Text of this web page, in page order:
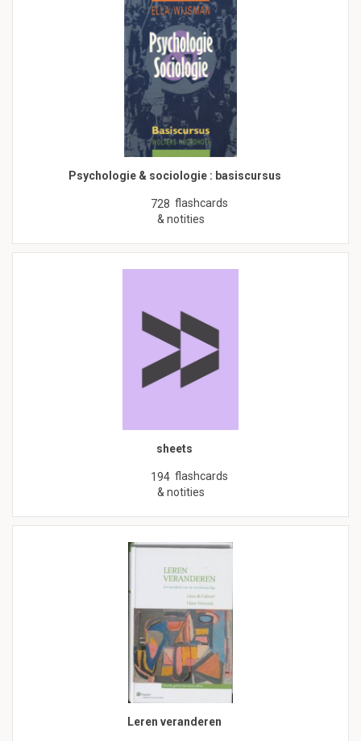
Psychologie & sociologie : basiscursus
728 flashcards
& notities
sheets
194 flashcards
& notities
Leren veranderen